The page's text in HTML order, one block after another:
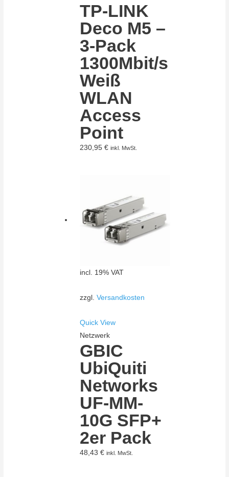
TP-LINK
Deco M5 –
3-Pack
1300Mbit/s
Weiß
WLAN
Access
Point
230,95 € inkl. MwSt.
incl. 19% VAT
zzgl. Versandkosten
Quick View
Netzwerk
GBIC
UbiQuiti
Networks
UF-MM-
10G SFP+
2er Pack
48,43 € inkl. MwSt.